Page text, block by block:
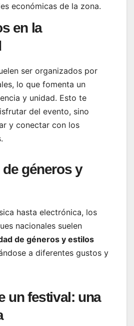
económicas de la zona.
en la
ser organizados por
lo que fomenta un
y unidad. Esto te
del evento, sino
y conectar con los
de géneros y
hasta electrónica, los
nacionales suelen
de géneros y estilos
a diferentes gustos y
un festival: una